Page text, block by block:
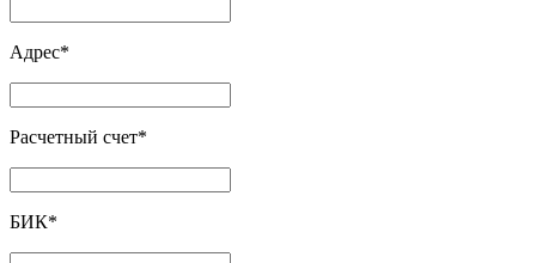
Адрес*
Расчетный счет*
БИК*